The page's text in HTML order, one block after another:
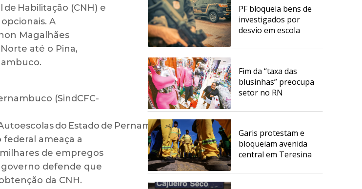
Habilitação (CNH) e
A
Magalhães
até o Pina,
(SindCFC-
do Estado de Pernambuco
ameaça a
de empregos
governo defende que
da CNH.
PF bloqueia bens de
investigados por
desvio em escola
Fim da “taxa das
blusinhas” preocupa
setor no RN
Garis protestam e
bloqueiam avenida
central em Teresina